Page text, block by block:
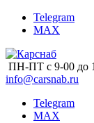
Telegram
MAX
ПН-ПТ с 9-00 до
info@carsnab.ru
Telegram
MAX